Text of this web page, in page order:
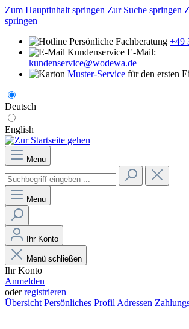
Zum Hauptinhalt springen Zur Suche springen
springen
Persönliche Fachberatung +49
E-Mail:
kundenservice@wodewa.de
Muster-Service für den ersten
Deutsch
English
Menu
Menu
Ihr Konto
Menü schließen
Ihr Konto
Anmelden
oderregistrieren
Übersicht Persönliches Profil Adressen